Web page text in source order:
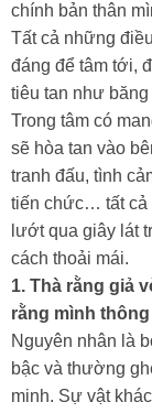
chính bản thân
Tất cả những
đáng để tâm tới,
tiêu tan như băng
Trong tâm có
sẽ hòa tan vào
tranh đấu, tình
tiến chức… tất cả
lướt qua giây lát
cách thoải mái.
1. Thà rằng giả
rằng mình
Nguyên nhân là
bậc và thường
minh. Sự vật